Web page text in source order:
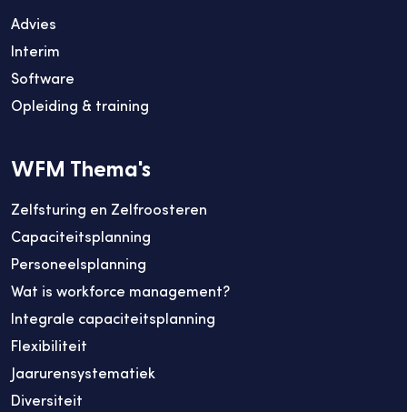
Advies
Interim
Software
Opleiding & training
WFM Thema's
Zelfsturing en Zelfroosteren
Capaciteitsplanning
Personeelsplanning
Wat is workforce management?
Integrale capaciteitsplanning
Flexibiliteit
Jaarurensystematiek
Diversiteit